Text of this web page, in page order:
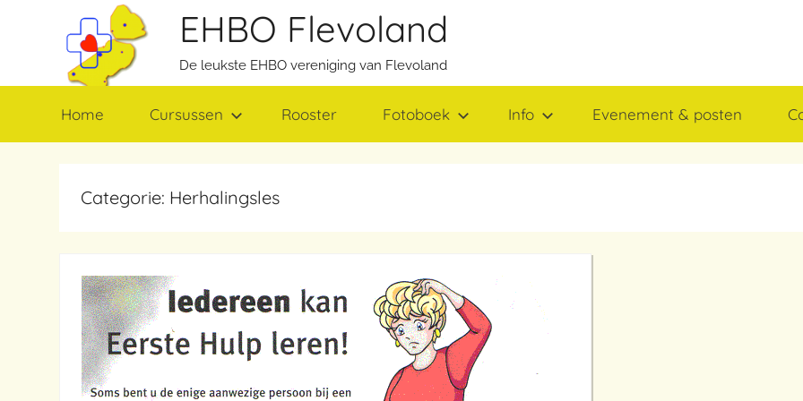
inhoud
EHBO Flevoland
De leukste EHBO vereniging van Flevoland
Home Cursussen Rooster Fotoboek Info Evenement & posten
Categorie: Herhalingsles